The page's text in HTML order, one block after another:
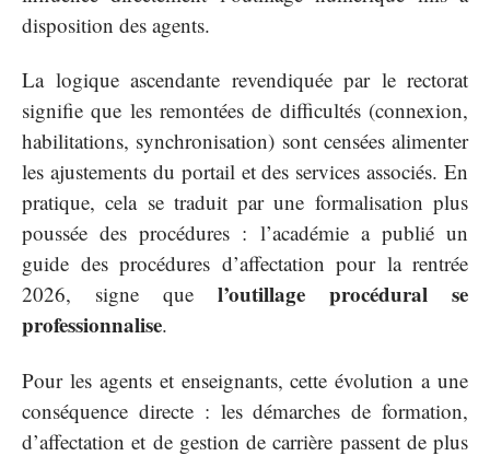
disposition des agents.
La logique ascendante revendiquée par le rectorat
signifie que les remontées de difficultés (connexion,
habilitations, synchronisation) sont censées alimenter
les ajustements du portail et des services associés. En
pratique, cela se traduit par une formalisation plus
poussée des procédures : l’académie a publié un
guide des procédures d’affectation pour la rentrée
2026, signe que l’outillage procédural se
professionnalise.
Pour les agents et enseignants, cette évolution a une
conséquence directe : les démarches de formation,
d’affectation et de gestion de carrière passent de plus